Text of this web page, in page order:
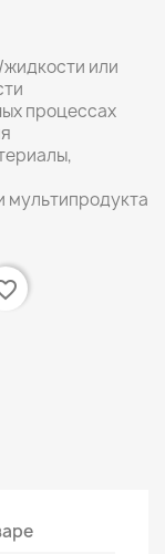
или
процессах
мультипродукта